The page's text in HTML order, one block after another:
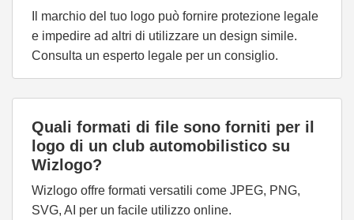
Il marchio del tuo logo può fornire protezione legale
e impedire ad altri di utilizzare un design simile.
Consulta un esperto legale per un consiglio.
Quali formati di file sono forniti per il
logo di un club automobilistico su
Wizlogo?
Wizlogo offre formati versatili come JPEG, PNG,
SVG, AI per un facile utilizzo online.